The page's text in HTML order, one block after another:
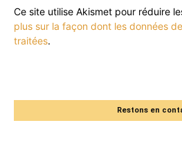
Ce site utilise Akismet pour réduire
plus sur la façon dont les données
traitées.
Restons en